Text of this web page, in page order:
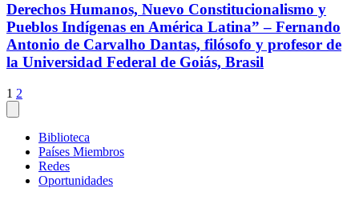
Derechos Humanos, Nuevo Constitucionalismo y
Pueblos Indígenas en América Latina” – Fernando
Antonio de Carvalho Dantas, filósofo y profesor de
la Universidad Federal de Goiás, Brasil
Paginación
de
entradas
1 2
Biblioteca
Países Miembros
Redes
Oportunidades